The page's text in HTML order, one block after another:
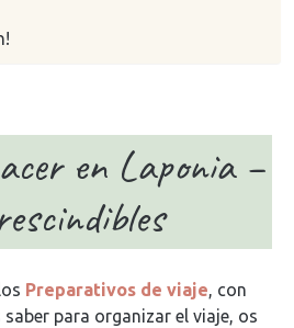
en Laponia –
Preparativos de viaje, con
para organizar el viaje, os